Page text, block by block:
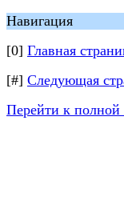
Навигация
[0] Главная
[#] Следующая
Перейти к полной